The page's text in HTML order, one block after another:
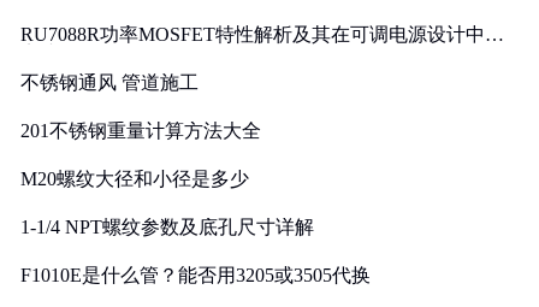
RU7088R功率MOSFET特性解析及其在可调电源设计中的
不锈钢通风 管道施工
201不锈钢重量计算方法大全
M20螺纹大径和小径是多少
1-1/4 NPT螺纹参数及底孔尺寸详解
F1010E是什么管？能否用3205或3505代换